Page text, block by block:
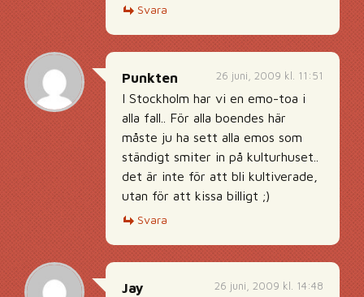
Svara
26 juni, 2009 kl. 11:51
Punkten
I Stockholm har vi en emo-toa i
alla fall.. För alla boendes här
måste ju ha sett alla emos som
ständigt smiter in på kulturhuset..
det är inte för att bli kultiverade,
utan för att kissa billigt ;)
Svara
26 juni, 2009 kl. 14:48
Jay